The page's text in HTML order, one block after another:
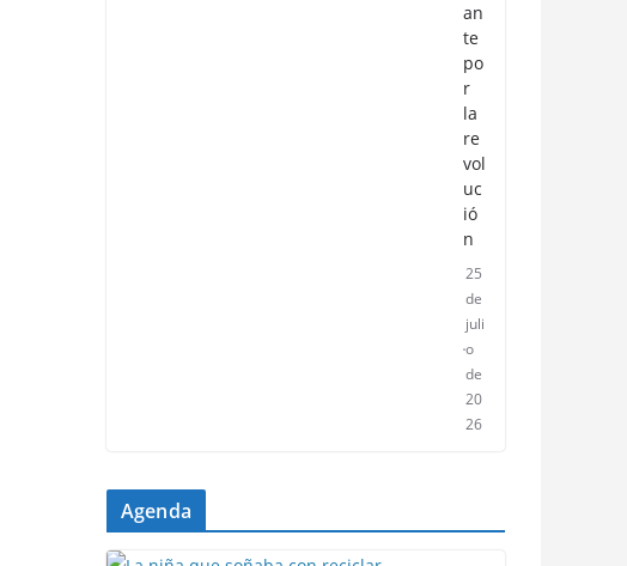
an
te
po
r
la
re
vol
uc
ió
n
25
de
juli
o
de
20
26
Agenda